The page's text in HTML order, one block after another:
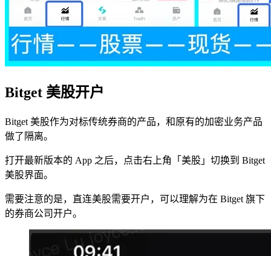
Bitget 美股开户
Bitget 美股作为对标传统券商的产品，和原有的加密业务产品
做了隔离。
打开最新版本的 App 之后，点击右上角「美股」切换到 Bitget
美股界面。
需要注意的是，直连美股需要开户，可以理解为在 Bitget 旗下
的券商公司开户。